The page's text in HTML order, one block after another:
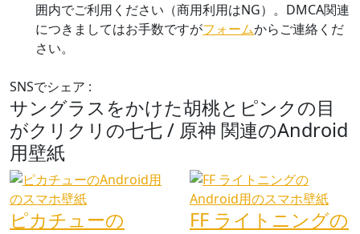
囲内でご利用ください（商用利用はNG）。DMCA関連
につきましてはお手数ですがフォームからご連絡くだ
さい。
SNSでシェア :
サングラスをかけた胡桃とピンクの目
がクリクリの七七 / 原神 関連のAndroid
用壁紙
ピカチューの
FF ライトニングの